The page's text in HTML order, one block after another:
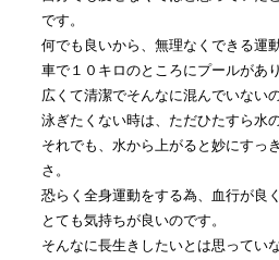
です。
何でも良いから、無理なくできる運
車で１０キロのところにプールがあ
広くて清潔でそんなに混んでいない
泳ぎたくない時は、ただひたすら水
それでも、水から上がると妙にすっ
さ。
恐らく全身運動をする為、血行が良
とても気持ちが良いのです。
そんなに長生きしたいとは思ってい